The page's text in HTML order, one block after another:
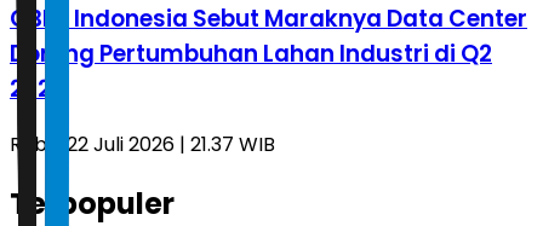
CBRE Indonesia Sebut Maraknya Data Center
Dorong Pertumbuhan Lahan Industri di Q2
2026
Rabu, 22 Juli 2026 | 21.37 WIB
Terpopuler